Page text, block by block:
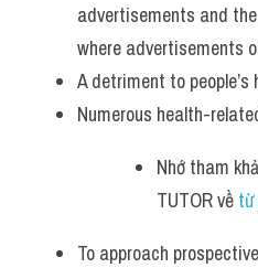
advertisements and
where advertisements
A detriment to
Numerous health-
Nhớ tham
TUTOR về từ
To approach